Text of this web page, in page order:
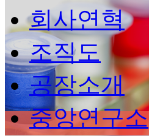
회사연혁
조직도
공장소개
중앙연구소